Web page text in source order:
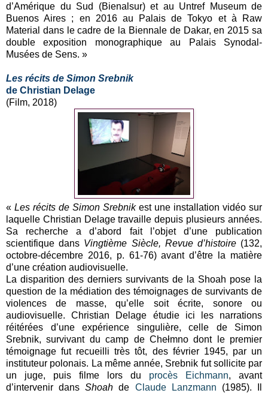
d’Amérique du Sud (Bienalsur) et au Untref Museum de
Buenos Aires ; en 2016 au Palais de Tokyo et à Raw
Material dans le cadre de la Biennale de Dakar, en 2015 sa
double exposition monographique au Palais Synodal-
Musées de Sens. »
Les récits de Simon Srebnik
de Christian Delage
(Film, 2018)
« Les récits de Simon Srebnikest une installation vidéo sur
laquelle Christian Delage travaille depuis plusieurs années.
Sa recherche a d’abord fait l’objet d’une publication
scientifique dans Vingtième Siècle, Revue d’histoire(132,
octobre-décembre 2016, p. 61-76) avant d’être la matière
d’une création audiovisuelle.
La disparition des derniers survivants de la Shoah pose la
question de la médiation des témoignages de survivants de
violences de masse, qu’elle soit écrite, sonore ou
audiovisuelle. Christian Delage étudie ici les narrations
réitérées d’une expérience singulière, celle de Simon
Srebnik, survivant du camp de Chełmno dont le premier
témoignage fut recueilli très tôt, des février 1945, par un
instituteur polonais. La même année, Srebnik fut sollicite par
un juge, puis filme lors du procès Eichmann, avant
d’intervenir dansShoahde Claude Lanzmann (1985). Il